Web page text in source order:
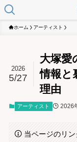
ホーム アーティスト
大塚愛
情報と
理由
2026
5/27
アーティスト 2026
当ページのリン